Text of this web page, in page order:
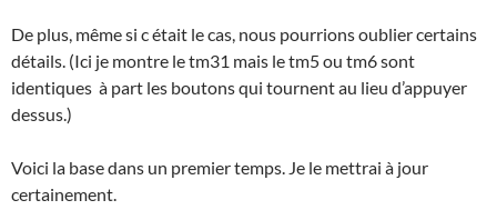
De plus, même si c était le cas, nous pourrions oublier certains
détails. (Ici je montre le tm31 mais le tm5 ou tm6 sont
identiques à part les boutons qui tournent au lieu d’appuyer
dessus.)
Voici la base dans un premier temps. Je le mettrai à jour
certainement.